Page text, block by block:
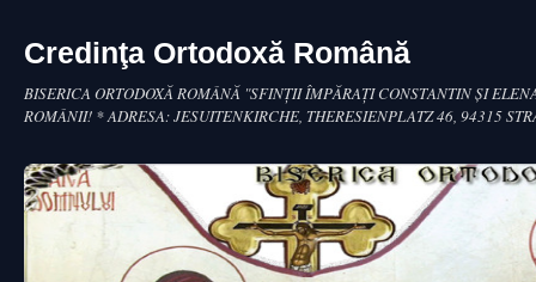
Credinţa Ortodoxă Română
BISERICA ORTODOXĂ ROMÂNĂ "SFINŢII ÎMPĂRAŢI CONSTANTIN ŞI
ROMÂNII! * ADRESA: JESUITENKIRCHE, THERESIENPLATZ 46, 94315